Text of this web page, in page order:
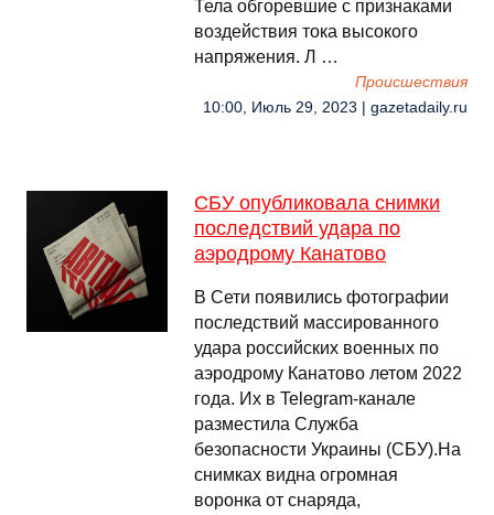
Тела обгоревшие с признаками
воздействия тока высокого
напряжения. Л …
Происшествия
10:00, Июль 29, 2023 | gazetadaily.ru
СБУ опубликовала снимки
последствий удара по
аэродрому Канатово
В Сети появились фотографии
последствий массированного
удара российских военных по
аэродрому Канатово летом 2022
года. Их в Telegram-канале
разместила Служба
безопасности Украины (СБУ).На
снимках видна огромная
воронка от снаряда,